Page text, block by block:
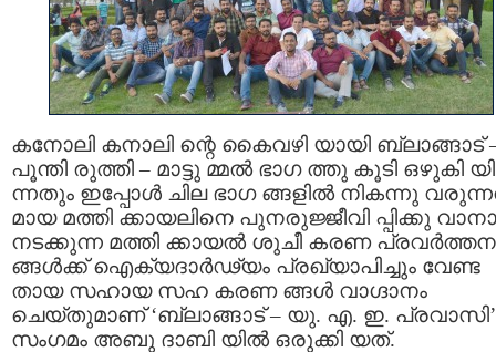
കനോലി കനാലി ന്റെ കൈവഴി യായി ബ്ലാങ്ങാട്
പൂന്തി രുത്തി – മാട്ടു മ്മൽ ഭാഗ ത്തു കൂടി ഒഴുകി
ന്നതും ഇപ്പോൾ ചില ഭാഗ ങ്ങളില്‍ നികന്നു
മായ മത്തി ക്കായലിനെ പുനരുജ്ജീവി പ്പിക്കു
നടക്കുന്ന മത്തി ക്കായൽ ശുചീ കരണ പ്രവർത്തന
ങ്ങൾക്ക് ഐക്യദാർഢ്യം പ്രഖ്യാപിച്ചും വേണ്ട
തായ സഹായ സഹ കരണ ങ്ങൾ വാഗ്ദാനം
ചെയ്തുമാണ് ‘ബ്ലാങ്ങാട് – യു. എ. ഇ. പ്രവാസി’
സംഗമം അബു ദാബി യിൽ ഒരുക്കി യത്.